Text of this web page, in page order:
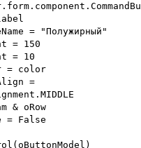
= "Полужирный"
= 150
= 10
= color
=
& oRow
= False